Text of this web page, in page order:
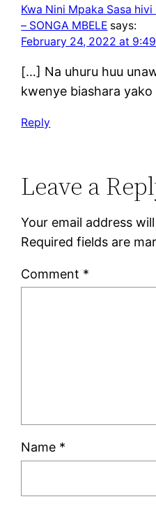
Kwa Nini Mpaka Sasa
– SONGA MBELE says:
February 24, 2022 at
[…] Na uhuru huu
kwenye biashara
Reply
Leave a
Your email address
Required fields are
Comment *
Name *